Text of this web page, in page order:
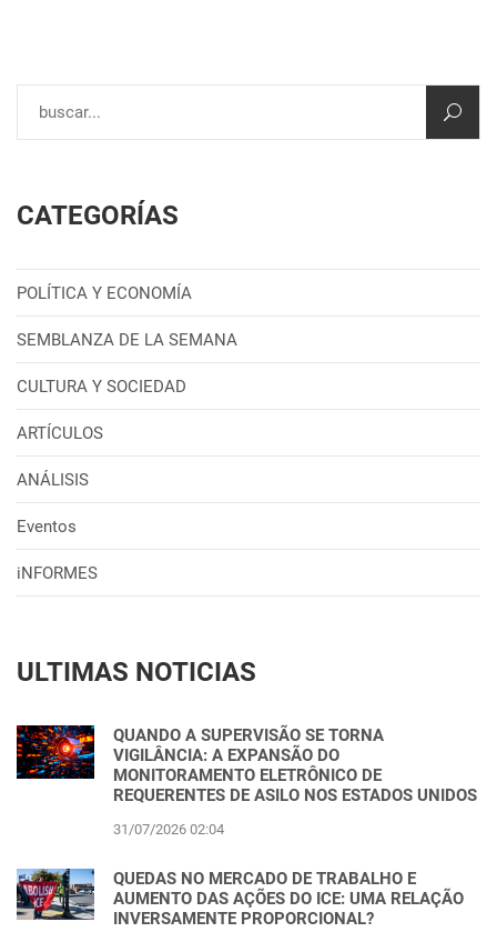
CATEGORÍAS
POLÍTICA Y ECONOMÍA
SEMBLANZA DE LA SEMANA
CULTURA Y SOCIEDAD
ARTÍCULOS
ANÁLISIS
Eventos
iNFORMES
ULTIMAS NOTICIAS
QUANDO A SUPERVISÃO SE TORNA
VIGILÂNCIA: A EXPANSÃO DO
MONITORAMENTO ELETRÔNICO DE
REQUERENTES DE ASILO NOS ESTADOS UNIDOS
31/07/2026 02:04
QUEDAS NO MERCADO DE TRABALHO E
AUMENTO DAS AÇÕES DO ICE: UMA RELAÇÃO
INVERSAMENTE PROPORCIONAL?